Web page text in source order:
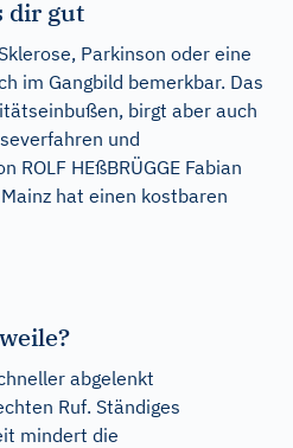
dir gut
Parkinson oder eine
im Gangbild bemerkbar. Das
birgt aber auch
und
ROLF HEßBRÜGGE Fabian
hat einen kostbaren
abgelenkt
Ruf. Ständiges
mindert die